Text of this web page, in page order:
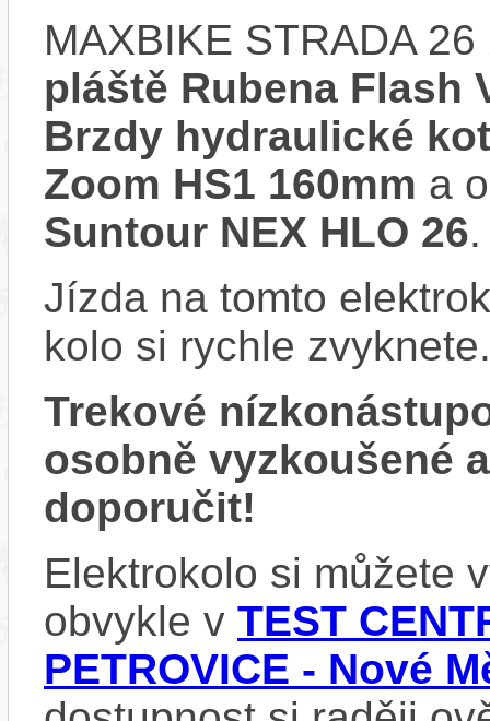
MAXBIKE STRADA
pláště Rubena Flash
Brzdy hydraulické
Zoom HS1 160mm a
Suntour NEX HLO 26.
Jízda na tomto
kolo si rychle zvyknete.
Trekové
osobně vyzkoušené
doporučit!
Elektrokolo si můžete
obvykle v TEST
PETROVICE - Nové